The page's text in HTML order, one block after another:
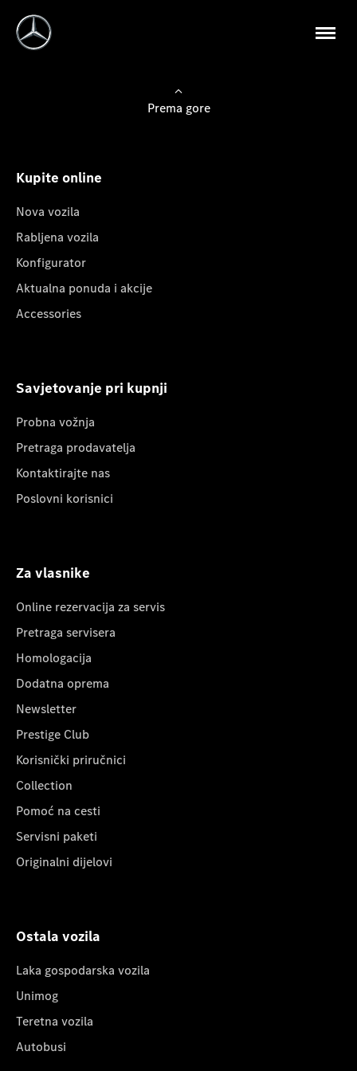
Prema gore
Kupite online
Nova vozila
Rabljena vozila
Konfigurator
Aktualna ponuda i akcije
Accessories
Savjetovanje pri kupnji
Probna vožnja
Pretraga prodavatelja
Kontaktirajte nas
Poslovni korisnici
Za vlasnike
Online rezervacija za servis
Pretraga servisera
Homologacija
Dodatna oprema
Newsletter
Prestige Club
Korisnički priručnici
Collection
Pomoć na cesti
Servisni paketi
Originalni dijelovi
Ostala vozila
Laka gospodarska vozila
Unimog
Teretna vozila
Autobusi